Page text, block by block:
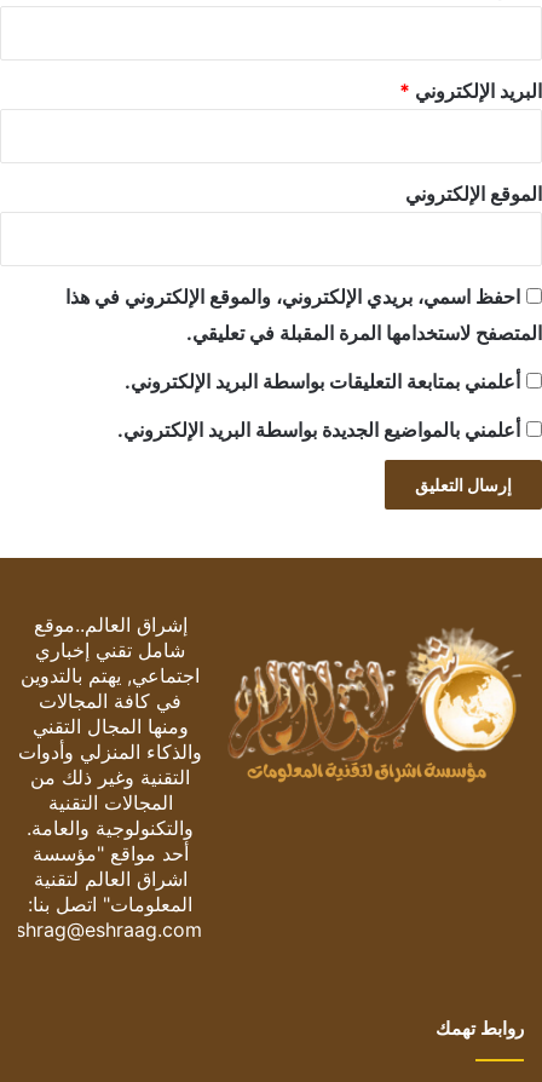
البريد الإلكتروني *
الموقع الإلكتروني
احفظ اسمي، بريدي الإلكتروني، والموقع الإلكتروني في هذا
المتصفح لاستخدامها المرة المقبلة في تعليقي.
أعلمني بمتابعة التعليقات بواسطة البريد الإلكتروني.
أعلمني بالمواضيع الجديدة بواسطة البريد الإلكتروني.
إشراق العالم..موقع
شامل تقني إخباري
اجتماعي, يهتم بالتدوين
في كافة المجالات
ومنها المجال التقني
والذكاء المنزلي وأدوات
التقنية وغير ذلك من
المجالات التقنية
والتكنولوجية والعامة.
أحد مواقع "مؤسسة
اشراق العالم لتقنية
المعلومات" اتصل بنا:
eshrag@eshraag.com
روابط تهمك